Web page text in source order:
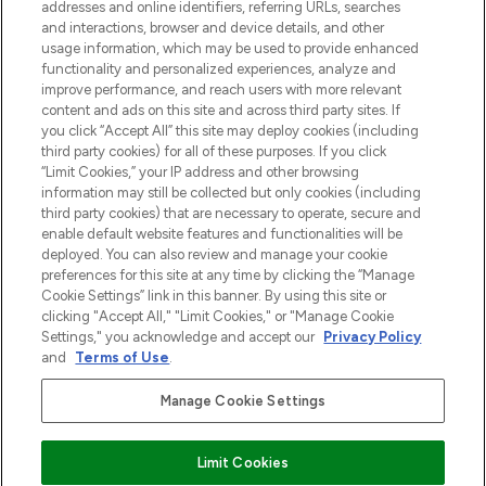
Cookie-toestemming
Do Not Sell or Share My Personal
Information
HELP & INFORMATIE
BEDRIJFSINFORMATIE
OVER LOOKFANTASTIC
Betaal veilig met
addresses and online identifiers, referring URLs, searches
and interactions, browser and device details, and other
usage information, which may be used to provide enhanced
functionality and personalized experiences, analyze and
improve performance, and reach users with more relevant
content and ads on this site and across third party sites. If
you click “Accept All” this site may deploy cookies (including
third party cookies) for all of these purposes. If you click
“Limit Cookies,” your IP address and other browsing
information may still be collected but only cookies (including
third party cookies) that are necessary to operate, secure and
enable default website features and functionalities will be
deployed. You can also review and manage your cookie
preferences for this site at any time by clicking the “Manage
Cookie Settings” link in this banner. By using this site or
clicking "Accept All," "Limit Cookies," or "Manage Cookie
Settings," you acknowledge and accept our Privacy Policy
and
Terms of Use.
Manage Cookie Settings
Limit Cookies